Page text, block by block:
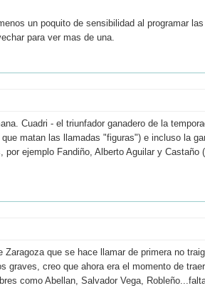
un poquito de sensibilidad al programar
para ver mas de una.
Cuadri - el triunfador ganadero de la
matan las llamadas "figuras") e incluso la
ejemplo Fandiño, Alberto Aguilar y Castaño
que se hace llamar de primera no
graves, creo que ahora era el momento de
como Abellan, Salvador Vega,